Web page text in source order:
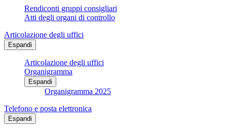
Rendiconti gruppi consigliari
Atti degli organi di controllo
Articolazione degli uffici
Espandi
Articolazione degli uffici
Organigramma
Espandi
Organigramma 2025
Telefono e posta elettronica
Espandi